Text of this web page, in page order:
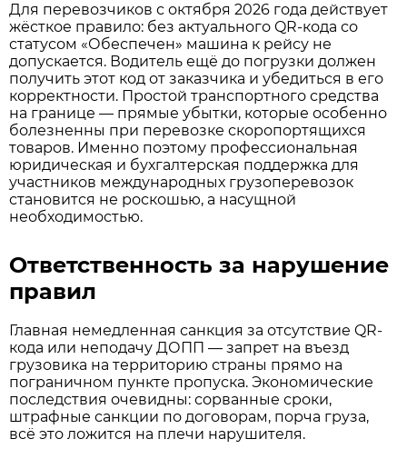
Для перевозчиков с октября 2026 года действует
жёсткое правило: без актуального QR-кода со
статусом «Обеспечен» машина к рейсу не
допускается. Водитель ещё до погрузки должен
получить этот код от заказчика и убедиться в его
корректности. Простой транспортного средства
на границе — прямые убытки, которые особенно
болезненны при перевозке скоропортящихся
товаров. Именно поэтому профессиональная
юридическая и бухгалтерская поддержка для
участников международных грузоперевозок
становится не роскошью, а насущной
необходимостью.
Ответственность за нарушение
правил
Главная немедленная санкция за отсутствие QR-
кода или неподачу ДОПП — запрет на въезд
грузовика на территорию страны прямо на
пограничном пункте пропуска. Экономические
последствия очевидны: сорванные сроки,
штрафные санкции по договорам, порча груза,
всё это ложится на плечи нарушителя.